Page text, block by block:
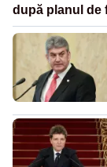
după planul de